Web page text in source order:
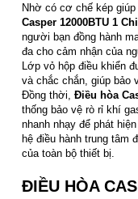
Nhờ có cơ chế kép
Casper 12000BTU 1
người bạn đồng hành
đa cho cảm nhận của
Lớp vỏ hộp điều khiển
và chắc chắn, giúp bảo
Đồng thời, Điều hòa
thống bảo vệ rò rỉ khí
nhanh nhạy để phát
hệ điều hành trung tâm
của toàn bộ thiết bị.
ĐIỀU HÒA